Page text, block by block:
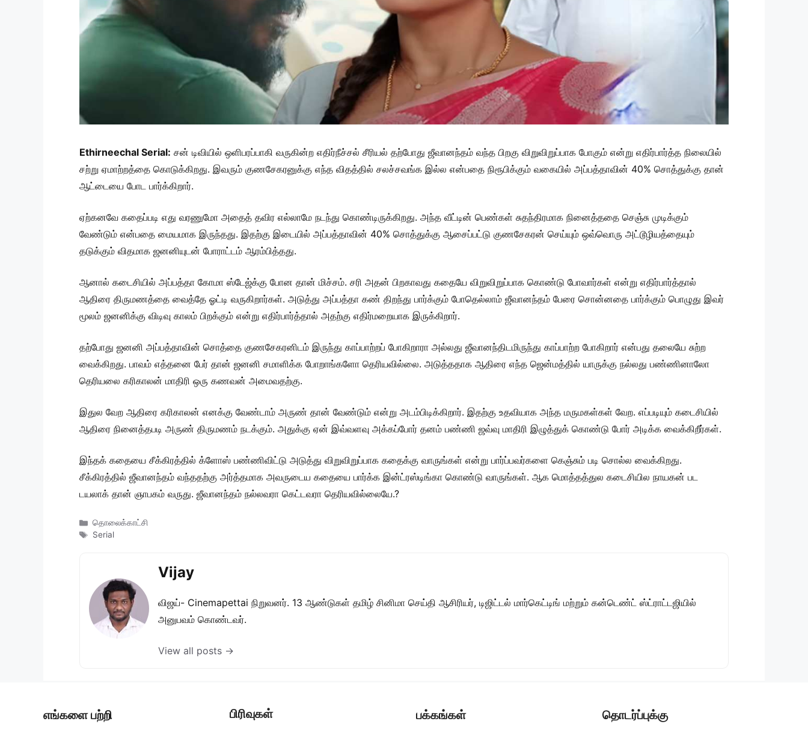
Ethirneechal Serial: சன் டிவியில் ஒளிபரப்பாகி வருகின்ற எதிர்நீச்சல் சீரியல் தற்போது ஜீவானந்தம் வந்த பிறகு விறுவிறுப்பாக போகும் என்று எதிர்பார்த்த நிலையில்
சற்று ஏமாற்றத்தை கொடுக்கிறது. இவரும் குணசேகரனுக்கு எந்த விதத்தில் சலச்சவங்க இல்ல என்பதை நிரூபிக்கும் வகையில் அப்பத்தாவின் 40% சொத்துக்கு தான்
ஆட்டையை போட பார்க்கிறார்.
ஏற்கனவே கதைப்படி எது வரணுமோ அதைத் தவிர எல்லாமே நடந்து கொண்டிருக்கிறது. அந்த வீட்டின் பெண்கள் சுதந்திரமாக நினைத்ததை செஞ்சு முடிக்கும்
வேண்டும் என்பதை மையமாக இருந்தது. இதற்கு இடையில் அப்பத்தாவின் 40% சொத்துக்கு ஆசைப்பட்டு குணசேகரன் செய்யும் ஒவ்வொரு அட்டூழியத்தையும்
தடுக்கும் விதமாக ஜனனியுடன் போராட்டம் ஆரம்பித்தது.
ஆனால் கடைசியில் அப்பத்தா கோமா ஸ்டேஜ்க்கு போன தான் மிச்சம். சரி அதன் பிறகாவது கதையே விறுவிறுப்பாக கொண்டு போவார்கள் என்று எதிர்பார்த்தால்
ஆதிரை திருமணத்தை வைத்தே ஓட்டி வருகிறார்கள். அடுத்து அப்பத்தா கண் திறந்து பார்க்கும் போதெல்லாம் ஜீவானந்தம் பேரை சொன்னதை பார்க்கும் பொழுது இவர்
மூலம் ஜனனிக்கு விடிவு காலம் பிறக்கும் என்று எதிர்பார்த்தால் அதற்கு எதிர்மறையாக இருக்கிறார்.
தற்போது ஜனனி அப்பத்தாவின் சொத்தை குணசேகரனிடம் இருந்து காப்பாற்றப் போகிறாரா அல்லது ஜீவானந்திடமிருந்து காப்பாற்ற போகிறார் என்பது தலையே சுற்ற
வைக்கிறது. பாவம் எத்தனை பேர் தான் ஜனனி சமாளிக்க போறாங்களோ தெரியவில்லை. அடுத்ததாக ஆதிரை எந்த ஜென்மத்தில் யாருக்கு நல்லது பண்ணினாலோ
தெரியலை கரிகாலன் மாதிரி ஒரு கணவன் அமைவதற்கு.
இதுல வேற ஆதிரை கரிகாலன் எனக்கு வேண்டாம் அருண் தான் வேண்டும் என்று அடம்பிடிக்கிறார். இதற்கு உதவியாக அந்த மருமகள்கள் வேற. எப்படியும் கடைசியில்
ஆதிரை நினைத்தபடி அருண் திருமணம் நடக்கும். அதுக்கு ஏன் இவ்வளவு அக்கப்போர் தனம் பண்ணி ஜவ்வு மாதிரி இழுத்துக் கொண்டு போர் அடிக்க வைக்கிறீர்கள்.
இந்தக் கதையை சீக்கிரத்தில் க்ளோஸ் பண்ணிவிட்டு அடுத்து விறுவிறுப்பாக கதைக்கு வாருங்கள் என்று பார்ப்பவர்களை கெஞ்சும் படி சொல்ல வைக்கிறது.
சீக்கிரத்தில் ஜீவானந்தம் வந்ததற்கு அர்த்தமாக அவருடைய கதையை பார்க்க இன்ட்ரஸ்டிங்கா கொண்டு வாருங்கள். ஆக மொத்தத்துல கடைசியில நாயகன் பட
டயலாக் தான் ஞாபகம் வருது. ஜீவானந்தம் நல்லவரா கெட்டவரா தெரியவில்லையே.?
Categories
தொலைக்காட்சி
Tags
Serial
Vijay
விஜய்- Cinemapettai நிறுவனர். 13 ஆண்டுகள் தமிழ் சினிமா செய்தி ஆசிரியர், டிஜிட்டல் மார்கெட்டிங் மற்றும் கன்டெண்ட் ஸ்ட்ராட்டஜியில்
அனுபவம் கொண்டவர்.
View all posts →
எங்களை பற்றி பிரிவுகள் பக்கங்கள் தொடர்ப்புக்கு